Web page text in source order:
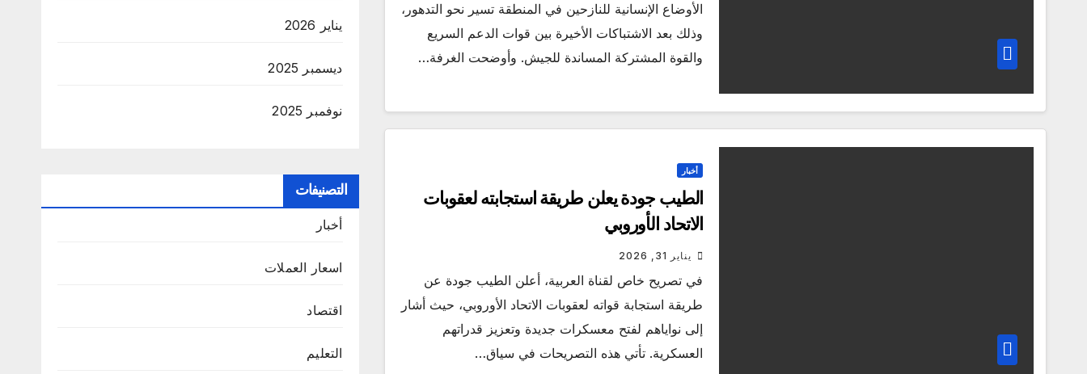
الأوضاع الإنسانية للنازحين في المنطقة تسير نحو التدهور،
وذلك بعد الاشتباكات الأخيرة بين قوات الدعم السريع
والقوة المشتركة المساندة للجيش. وأوضحت الغرفة…
أخبار
الطيب جودة يعلن طريقة استجابته لعقوبات
الاتحاد الأوروبي
يناير 31, 2026
في تصريح خاص لقناة العربية، أعلن الطيب جودة عن
طريقة استجابة قواته لعقوبات الاتحاد الأوروبي، حيث أشار
إلى نواياهم لفتح معسكرات جديدة وتعزيز قدراتهم
العسكرية. تأتي هذه التصريحات في سياق…
يناير 2026
ديسمبر 2025
نوفمبر 2025
التصنيفات
أخبار
اسعار العملات
اقتصاد
التعليم